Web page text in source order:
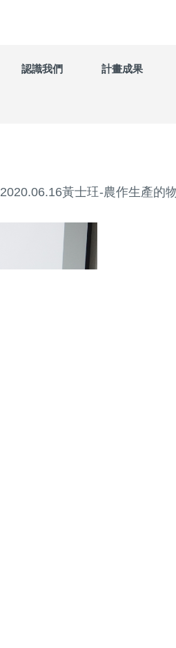
認識我們 計畫成果
2020.06.16黃士玨-農作生產的